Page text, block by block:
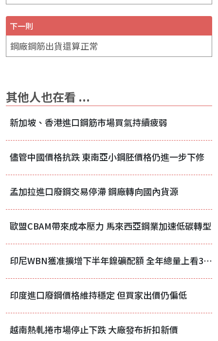
下一則
鋼廠鋼筋出貨還算正常
其他人也在看 ...
新加坡、香港進口鋼筋市場買氣持續疲弱
儘管中國價格抗跌 東南亞小鋼胚價格仍進一步下修
孟加拉進口廢鋼交易停滯 鋼廠轉向國內貨源
歐盟CBAM帶來成本壓力 馬來西亞鋼業加速低碳轉型
印尼WBN獲准擴增下半年鎳礦配額 全年總量上看3700萬濕噸
印度進口廢鋼價格維持穩定 但買家出價仍偏低
越南熱軋捲市場停止下跌 大廠發布折扣新價